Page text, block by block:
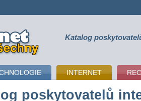
Katalog
INTERNET
poskytovatelů